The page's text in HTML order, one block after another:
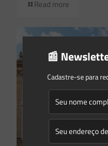
Read more
📰
Cadastre-se para